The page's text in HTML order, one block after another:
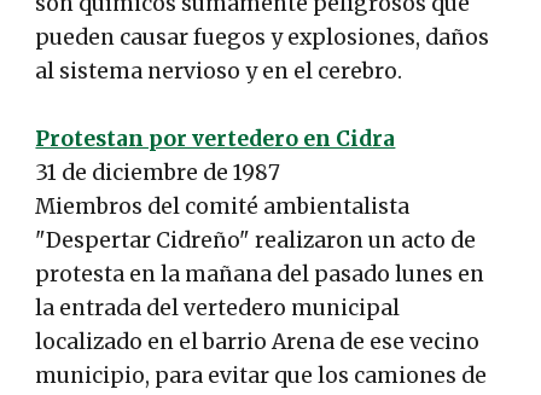
pueden causar fuegos y explosiones, daños
al sistema nervioso y en el cerebro.
Protestan por vertedero en Cidra
31 de diciembre de 1987
Miembros del comité ambientalista
"Despertar Cidreño" realizaron un acto de
protesta en la mañana del pasado lunes en
la entrada del vertedero municipal
localizado en el barrio Arena de ese vecino
municipio, para evitar que los camiones de